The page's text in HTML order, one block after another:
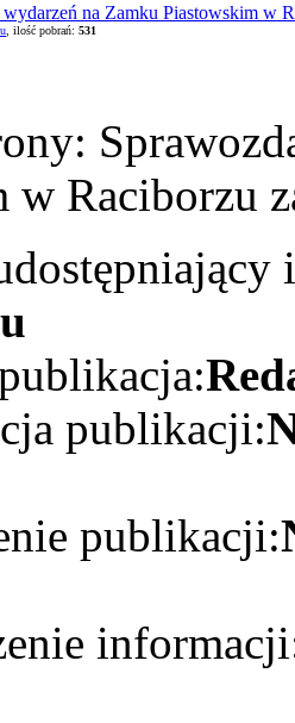
wydarzeń na Zamku Piastowskim w
, ilość pobrań: 531
w Raciborzu
publikacji:
publikacji: